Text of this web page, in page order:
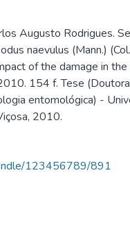
Augusto Rodrigues.
naevulus (Mann.)
of the damage in
154 f. Tese
entomológica) -
2010.
123456789/891